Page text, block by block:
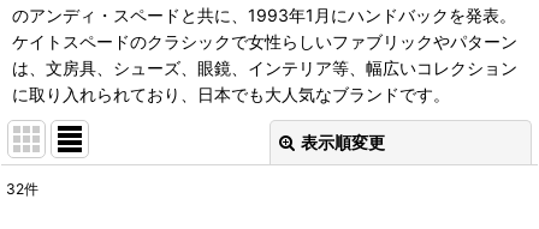
のアンディ・スペードと共に、1993年1月にハンドバックを発表。
ケイトスペードのクラシックで女性らしいファブリックやパターン
は、文房具、シューズ、眼鏡、インテリア等、幅広いコレクション
に取り入れられており、日本でも大人気なブランドです。
表示順変更
32件